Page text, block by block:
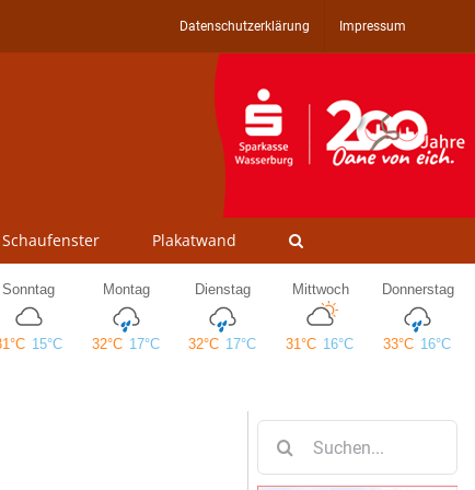
Datenschutzerklärung Impressum
Schaufenster Plakatwand
nach: